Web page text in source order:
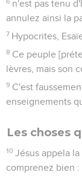
n'est pas tenu
annulez ainsi la
7 Hypocrites,
8 Ce peuple
lèvres, mais son
9 C'est
enseignements
Les choses
10 Jésus appela
comprenez bien :